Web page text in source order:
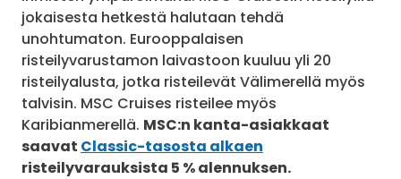
jokaisesta hetkestä halutaan tehdä
unohtumaton. Eurooppalaisen
risteilyvarustamon laivastoon kuuluu yli 20
risteilyalusta, jotka risteilevät Välimerellä myös
talvisin. MSC Cruises risteilee myös
Karibianmerellä. MSC:n kanta-asiakkaat
saavat Classic-tasosta alkaen
risteilyvarauksista 5 % alennuksen.